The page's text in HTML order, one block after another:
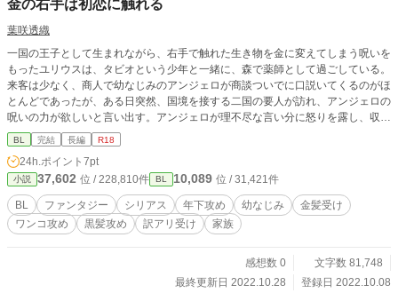
金の右手は初恋に触れる
葉咲透織
一国の王子として生まれながら、右手で触れた生き物を金に変えてしまう呪いを
もったユリウスは、タビオという少年と一緒に、森で薬師として過ごしている。
来客は少なく、商人で幼なじみのアンジェロが商談ついでに口説いてくるのがほ
とんどであったが、ある日突然、国境を接する二国の要人が訪れ、アンジェロの
呪いの力が欲しいと言い出す。アンジェロが理不尽な言い分に怒りを露し、収拾
がつかなくなりそうになったところで、ユリウスは、「自分の呪いを制御できた
者の望む通りにする」という条件を打ち出して……。 ※※※ 完結まで毎日21時
半に1話ずつ更新されます。
BL 完結 長編 R18
24h.ポイント 7pt
小説 37,602 位 / 228,810件 BL 10,089 位 / 31,421件
BL ファンタジー シリアス 年下攻め 幼なじみ
金髪受け
ワンコ攻め
黒髪攻め 訳アリ受け 家族
感想数 0
文字数 81,748
最終更新日 2022.10.28
登録日 2022.10.08